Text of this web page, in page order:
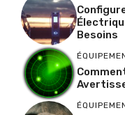
Besoins